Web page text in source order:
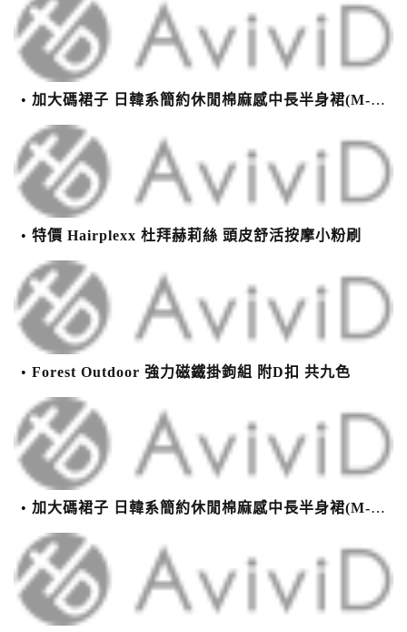
加大碼裙子 日韓系簡約休閒棉麻感中長半身裙(M-2XL)【XMS54038】＊艾美時尚(現+預)
特價 Hairplexx 杜拜赫莉絲 頭皮舒活按摩小粉刷
Forest Outdoor 強力磁鐵掛鉤組 附D扣 共九色
加大碼裙子 日韓系簡約休閒棉麻感中長半身裙(M-2XL)【XMS54038】＊艾美時尚(現+預)